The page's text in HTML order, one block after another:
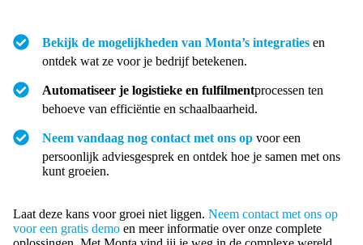
Bekijk de mogelijkheden van Monta’s integraties en
ontdek wat ze voor je bedrijf betekenen.
Automatiseer je logistieke en fulfilmentprocessen ten
behoeve van efficiëntie en schaalbaarheid.
Neem vandaag nog contact met ons op voor een
persoonlijk adviesgesprek en ontdek hoe je samen met ons
kunt groeien.
Laat deze kans voor groei niet liggen. Neem contact met ons op
voor een gratis demo en meer informatie over onze complete